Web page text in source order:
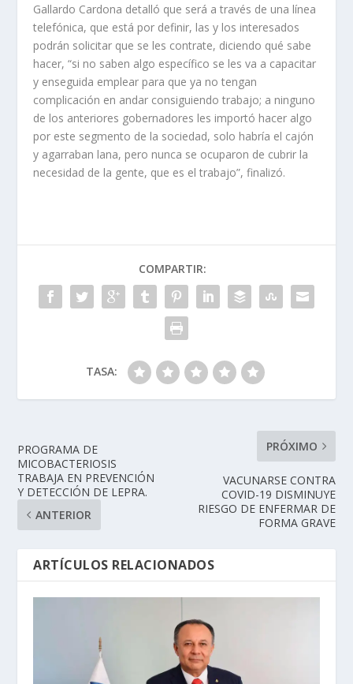
Gallardo Cardona detalló que será a través de una línea
telefónica, que está por definir, las y los interesados
podrán solicitar que se les contrate, diciendo qué sabe
hacer, “si no saben algo específico se les va a capacitar
y enseguida emplear para que ya no tengan
complicación en andar consiguiendo trabajo; a ninguno
de los anteriores gobernadores les importó hacer algo
por este segmento de la sociedad, solo habría el cajón
y agarraban lana, pero nunca se ocuparon de cubrir la
necesidad de la gente, que es el trabajo”, finalizó.
COMPARTIR:
TASA:
PROGRAMA DE
MICOBACTERIOSIS
TRABAJA EN PREVENCIÓN
Y DETECCIÓN DE LEPRA.
ANTERIOR
PRÓXIMO
VACUNARSE CONTRA
COVID-19 DISMINUYE
RIESGO DE ENFERMAR DE
FORMA GRAVE
ARTÍCULOS RELACIONADOS